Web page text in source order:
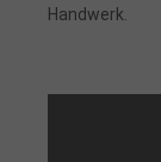
Handwerk.